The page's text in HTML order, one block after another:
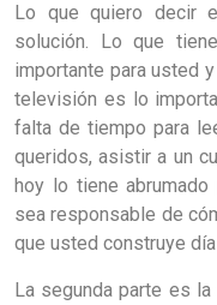
Lo que quiero decir
solución. Lo que
importante para usted
televisión es lo
falta de tiempo para
queridos, asistir a un
hoy lo tiene
sea responsable de
que usted construye
La segunda parte es